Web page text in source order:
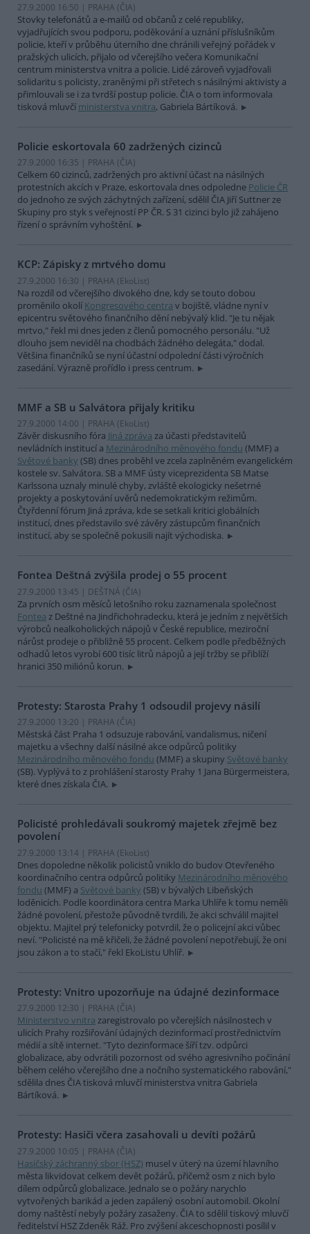
27.9.2000 16:50 | PRAHA (ČIA)
Stovky telefonátů a e-mailů od občanů z celé republiky,
vyjadřujících svou podporu, poděkování a uznání příslušníkům
policie, kteří v průběhu úterního dne chránili veřejný pořádek v
pražských ulicích, přijalo od včerejšího večera Komunikační
centrum ministerstva vnitra a policie. Lidé zároveň vyjadřovali
solidaritu s policisty, zraněnými při střetech s násilnými aktivisty a
přimlouvali se i za tvrdší postup policie. ČIA o tom informovala
tisková mluvčí ministerstva vnitra, Gabriela Bártíková.
Policie eskortovala 60 zadržených cizinců
27.9.2000 16:35 | PRAHA (ČIA)
Celkem 60 cizinců, zadržených pro aktivní účast na násilných
protestních akcích v Praze, eskortovala dnes odpoledne Policie ČR
do jednoho ze svých záchytných zařízení, sdělil ČIA Jiří Suttner ze
Skupiny pro styk s veřejností PP ČR. S 31 cizinci bylo již zahájeno
řízení o správním vyhoštění.
KCP: Zápisky z mrtvého domu
27.9.2000 16:30 | PRAHA (EkoList)
Na rozdíl od včerejšího divokého dne, kdy se touto dobou
proměnilo okolí Kongresového centra v bojiště, vládne nyní v
epicentru světového finančního dění nebývalý klid. "Je tu nějak
mrtvo," řekl mi dnes jeden z členů pomocného personálu. "Už
dlouho jsem neviděl na chodbách žádného delegáta," dodal.
Většina finančníků se nyní účastní odpolední části výročních
zasedání. Výrazně prořídlo i press centrum.
MMF a SB u Salvátora přijaly kritiku
27.9.2000 14:00 | PRAHA (EkoList)
Závěr diskusního fóra Jiná zpráva za účasti představitelů
nevládních institucí a Mezinárodního měnového fondu (MMF) a
Světové banky (SB) dnes proběhl ve zcela zaplněném evangelickém
kostele sv. Salvátora. SB a MMF ústy viceprezidenta SB Matse
Karlssona uznaly minulé chyby, zvláště ekologicky nešetrné
projekty a poskytování uvěrů nedemokratickým režimům.
Čtyřdenní fórum Jiná zpráva, kde se setkali kritici globálních
institucí, dnes představilo své závěry zástupcům finančních
institucí, aby se společně pokusili najít východiska.
Fontea Deštná zvýšila prodej o 55 procent
27.9.2000 13:45 | DEŠTNÁ (ČIA)
Za prvních osm měsíců letošního roku zaznamenala společnost
Fontea z Deštné na Jindřichohradecku, která je jedním z největších
výrobců nealkoholických nápojů v České republice, meziroční
nárůst prodeje o přibližně 55 procent. Celkem podle předběžných
odhadů letos vyrobí 600 tisíc litrů nápojů a její tržby se přiblíží
hranici 350 miliónů korun.
Protesty: Starosta Prahy 1 odsoudil projevy násilí
27.9.2000 13:20 | PRAHA (ČIA)
Městská část Praha 1 odsuzuje rabování, vandalismus, ničení
majetku a všechny další násilné akce odpůrců politiky
Mezinárodního měnového fondu (MMF) a skupiny Světové banky
(SB). Vyplývá to z prohlášení starosty Prahy 1 Jana Bürgermeistera,
které dnes získala ČIA.
Policisté prohledávali soukromý majetek zřejmě bez
povolení
27.9.2000 13:14 | PRAHA (EkoList)
Dnes dopoledne několik policistů vniklo do budov Otevřeného
koordinačního centra odpůrců politiky Mezinárodního měnového
fondu (MMF) a Světové banky (SB) v bývalých Libeňských
loděnicích. Podle koordinátora centra Marka Uhlíře k tomu neměli
žádné povolení, přestože původně tvrdili, že akci schválil majitel
objektu. Majitel prý telefonicky potvrdil, že o policejní akci vůbec
neví. "Policisté na mě křičeli, že žádné povolení nepotřebují, že oni
jsou zákon a to stačí," řekl EkoListu Uhlíř.
Protesty: Vnitro upozorňuje na údajné dezinformace
27.9.2000 12:30 | PRAHA (ČIA)
Ministerstvo vnitra zaregistrovalo po včerejších násilnostech v
ulicích Prahy rozšiřování údajných dezinformací prostřednictvím
médií a sítě internet. "Tyto dezinformace šíří tzv. odpůrci
globalizace, aby odvrátili pozornost od svého agresivního počínání
během celého včerejšího dne a nočního systematického rabování,"
sdělila dnes ČIA tisková mluvčí ministerstva vnitra Gabriela
Bártíková.
Protesty: Hasiči včera zasahovali u devíti požárů
27.9.2000 10:05 | PRAHA (ČIA)
Hasičský záchranný sbor (HSZ) musel v úterý na území hlavního
města likvidovat celkem devět požárů, přičemž osm z nich bylo
dílem odpůrců globalizace. Jednalo se o požáry narychlo
vytvořených barikád a jeden zapálený osobní automobil. Okolní
domy naštěstí nebyly požáry zasaženy. ČIA to sdělil tiskový mluvčí
ředitelství HSZ Zdeněk Ráž. Pro zvýšení akceschopnosti posílil v